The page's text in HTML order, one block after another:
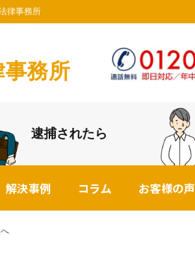
律事務所
務所
逮捕されたら
解決事例 コラム お客様の声